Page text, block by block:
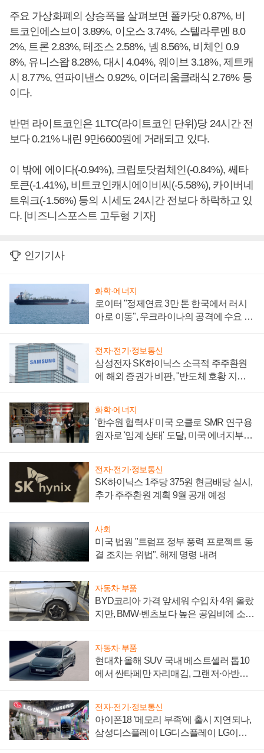
주요 가상화폐의 상승폭을 살펴보면 폴카닷 0.87%, 비
트코인에스브이 3.89%, 이오스 3.74%, 스텔라루멘 8.0
2%, 트론 2.83%, 테조스 2.58%, 넴 8.56%, 비체인 0.9
8%, 유니스왑 8.28%, 대시 4.04%, 웨이브 3.18%, 제트캐
시 8.77%, 연파이낸스 0.92%, 이더리움클래식 2.76% 등
이다.
반면 라이트코인은 1LTC(라이트코인 단위)당 24시간 전
보다 0.21% 내린 9만6600원에 거래되고 있다.
이 밖에 에이다(-0.94%), 크립토닷컴체인(-0.84%), 쎄타
토큰(-1.41%), 비트코인캐시에이비씨(-5.58%), 카이버네
트워크(-1.56%) 등의 시세도 24시간 전보다 하락하고 있
다. [비즈니스포스트 고두형 기자]
인기기사
화학·에너지
로이터 "정제연료 3만 톤 한국에서 러시
아로 이동", 우크라이나의 공격에 수요 늘
전자·전기·정보통신
삼성전자 SK하이닉스 소극적 주주환원
에 해외 증권가 비판, "반도체 호황 지속
화학·에너지
'한수원 협력사' 미국 오클로 SMR 연구용
원자로 '임계 상태' 도달, 미국 에너지부
전자·전기·정보통신
SK하이닉스 1주당 375원 현금배당 실시,
추가 주주환원 계획 9월 공개 예정
사회
미국 법원 "트럼프 정부 풍력 프로젝트 동
결 조치는 위법", 해제 명령 내려
자동차·부품
BYD코리아 가격 앞세워 수입차 4위 올랐
지만, BMW·벤츠보다 높은 공임비에 소비
자동차·부품
현대차 올해 SUV 국내 베스트셀러 톱10
에서 싼타페만 자리매김, 그랜저·아반떼
전자·전기·정보통신
아이폰18 '메모리 부족'에 출시 지연되나,
삼성디스플레이 LG디스플레이 LG이노